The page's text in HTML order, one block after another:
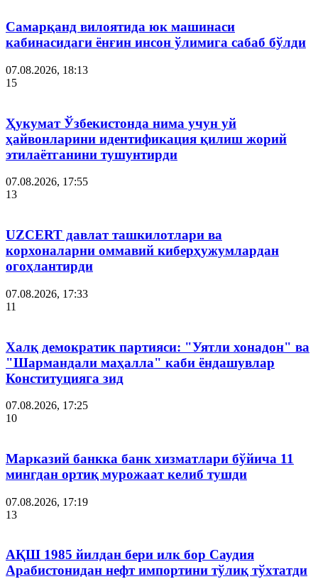
Самарқанд вилоятида юк машинаси
кабинасидаги ёнғин инсон ўлимига сабаб бўлди
07.08.2026, 18:13
15
Ҳукумат Ўзбекистонда нима учун уй
ҳайвонларини идентификация қилиш жорий
этилаётганини тушунтирди
07.08.2026, 17:55
13
UZCERT давлат ташкилотлари ва
корхоналарни оммавий киберҳужумлардан
огоҳлантирди
07.08.2026, 17:33
11
Халқ демократик партияси: "Уятли хонадон" ва
"Шармандали маҳалла" каби ёндашувлар
Конституцияга зид
07.08.2026, 17:25
10
Марказий банкка банк хизматлари бўйича 11
мингдан ортиқ мурожаат келиб тушди
07.08.2026, 17:19
13
АҚШ 1985 йилдан бери илк бор Саудия
Арабистонидан нефт импортини тўлиқ тўхтатди